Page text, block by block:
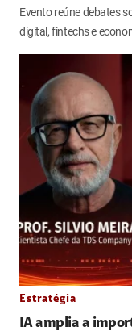
Evento reúne debates
digital, fintechs e
Estratégia
IA amplia a